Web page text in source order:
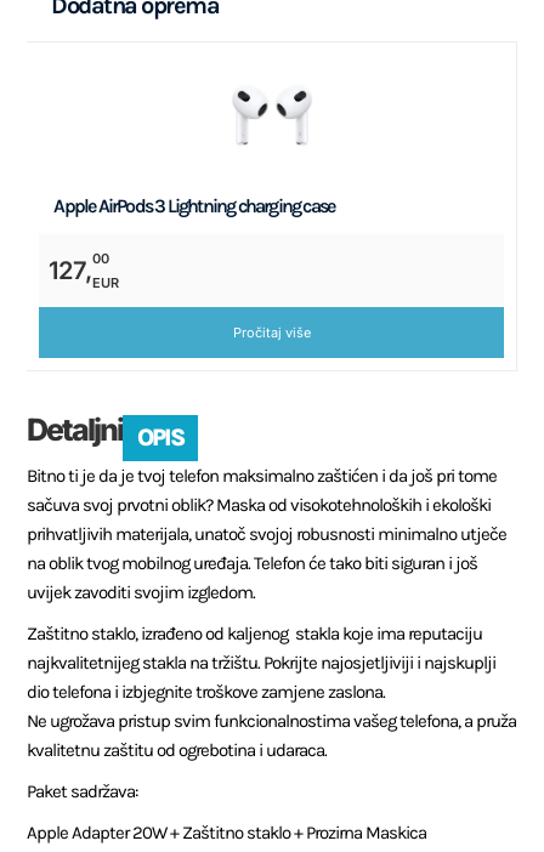
Apple AirPods 3 Lightning charging case
127,00
EUR
Pročitaj više
Detaljni OPIS
Bitno ti je da je tvoj telefon maksimalno zaštićen i da još pri tome
sačuva svoj prvotni oblik? Maska od visokotehnoloških i ekološki
prihvatljivih materijala, unatoč svojoj robusnosti minimalno utječe
na oblik tvog mobilnog uređaja. Telefon će tako biti siguran i još
uvijek zavoditi svojim izgledom.
Zaštitno staklo, izrađeno od kaljenog stakla koje ima reputaciju
najkvalitetnijeg stakla na tržištu. Pokrijte najosjetljiviji i najskuplji
dio telefona i izbjegnite troškove zamjene zaslona.
Ne ugrožava pristup svim funkcionalnostima vašeg telefona, a pruža
kvalitetnu zaštitu od ogrebotina i udaraca.
Paket sadržava:
Apple Adapter 20W + Zaštitno staklo + Prozirna Maskica